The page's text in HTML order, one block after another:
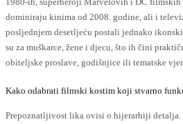
dominiraju kinima od 2008. godine, ali i
posljednjem desetljeću postali jednako
su za muškarce, žene i djecu, što ih čini
obiteljske proslave, godišnjice ili tematske
Kako odabrati filmski kostim koji stvarno
Prepoznatljivost lika ovisi o hijerarhiji detalja.